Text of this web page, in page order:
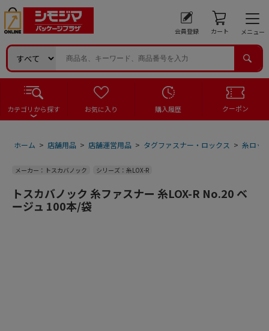
会員登録 カート メニュー
カテゴリから探す お気に入り 購入履歴 クーポン
ホーム > 店舗用品 > 店舗運営用品 > タグファスナー・ロックス > 糸ロッ
メーカー：トスカバノック シリーズ：糸LOX-R
トスカバノック 糸ファスナー 糸LOX-R No.20 ベ
ージュ 100本/袋